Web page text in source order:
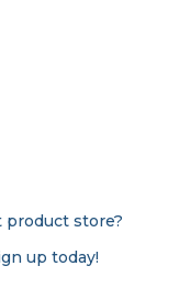
store?
up today!